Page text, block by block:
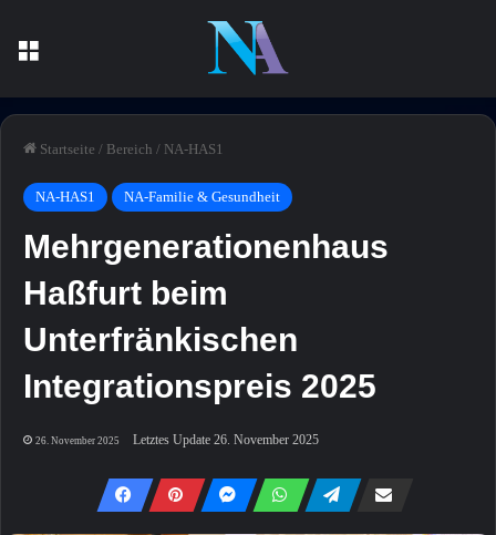
Startseite / Bereich / NA-HAS1
NA-HAS1 NA-Familie & Gesundheit
Mehrgenerationenhaus
Haßfurt beim
Unterfränkischen
Integrationspreis 2025
26. November 2025 Letztes Update 26. November 2025